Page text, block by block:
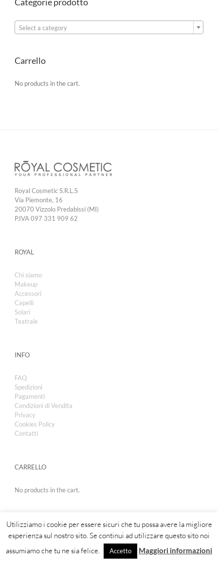
Select a category
Carrello
No products in the cart.
Royal Cosmetic S.R.L.S
Via Piemonte, 16
20070 Vizzolo Predabissi (MI)
P.IVA 097 331 909 62
ROYAL
Chi siamo
Makeup
Accessori
Capelli
Solari
Teatrale
INFO
FAQ
Spedizioni
Pagamenti
Condizioni di Vendita
Privacy
Cookies Policy
Contatti
CARRELLO
No products in the cart.
Copyright 2019 | Royal Cosmetic
Utilizziamo i cookie per essere sicuri che tu possa avere la migliore
esperienza sul nostro sito. Se continui ad utilizzare questo sito noi
assumiamo che tu ne sia felice.
Accetto Maggiori informazioni